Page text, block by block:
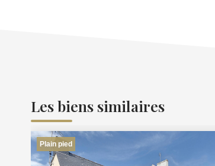
Les biens similaires
Plain pied